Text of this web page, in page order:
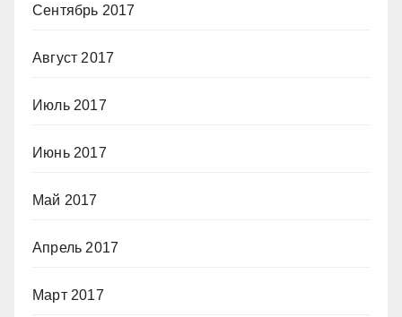
Сентябрь 2017
Август 2017
Июль 2017
Июнь 2017
Май 2017
Апрель 2017
Март 2017